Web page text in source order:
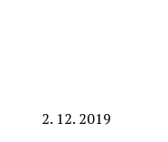
2. 12. 2019